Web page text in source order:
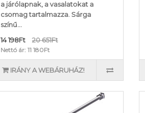
a járólapnak, a vasalatokat a
csomag tartalmazza. Sárga
színű...
14 198Ft
20 651Ft
Nettó ár: 11 180Ft
IRÁNY A WEBÁRUHÁZ!